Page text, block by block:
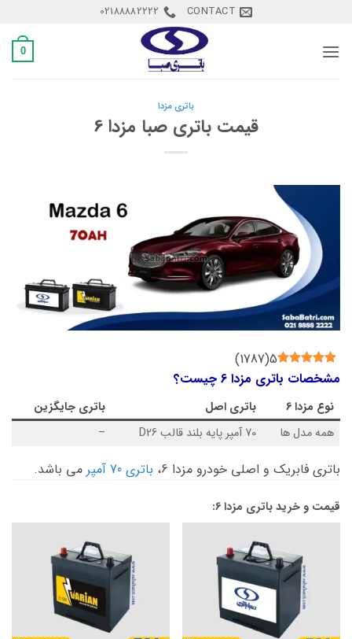
content
CONTACT
02188882222
0
باتری مزدا
قیمت باتری صبا مزدا 6
5
(
1787
)
مشخصات باتری مزدا 6 چیست؟
نوع مزدا 6 باتری اصل
باتری جایگزین
همه مدل ها
70 آمپر پایه بلند قالب D26 –
باتری فابریک و اصلی خودرو مزدا 6، باتری 70 آمپر می باشد.
قیمت و خرید باتری مزدا 6: